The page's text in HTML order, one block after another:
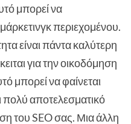
μπορεί να
περιεχομένου.
είναι πάντα καλύτερη
για την οικοδόμηση
μπορεί να φαίνεται
πολύ αποτελεσματικό
του SEO σας. Μια άλλη